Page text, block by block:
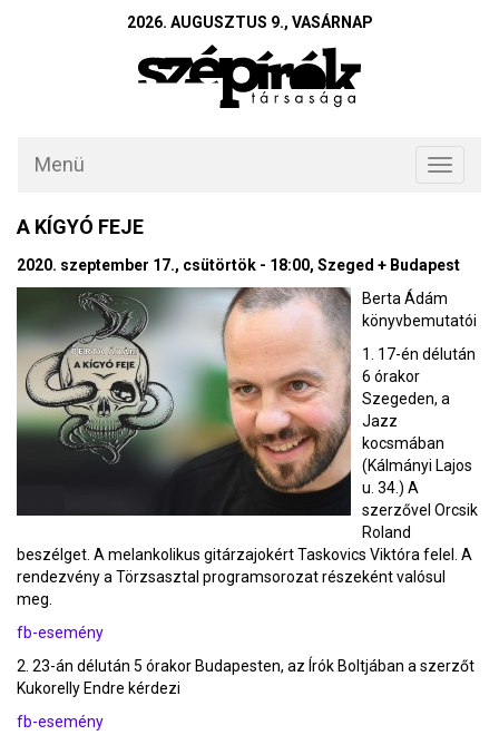
2026. AUGUSZTUS 9., VASÁRNAP
Toggle
Menü
A KÍGYÓ FEJE
2020. szeptember 17., csütörtök - 18:00, Szeged + Budapest
Berta Ádám
könyvbemutatói
1. 17-én délután
6 órakor
Szegeden, a
Jazz
kocsmában
(Kálmányi Lajos
u. 34.) A
szerzővel Orcsik
Roland
beszélget. A melankolikus gitárzajokért Taskovics Viktóra felel. A
rendezvény a Törzsasztal programsorozat részeként valósul
meg.
fb-esemény
2. 23-án délután 5 órakor Budapesten, az Írók Boltjában a szerzőt
Kukorelly Endre kérdezi
fb-esemény